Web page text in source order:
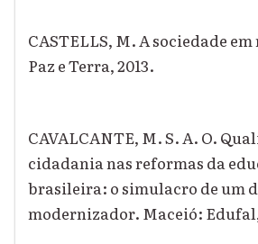
CASTELLS, M. A sociedade
Paz e Terra, 2013.
CAVALCANTE, M. S. A. O.
cidadania nas reformas da
brasileira: o simulacro de um
modernizador. Maceió: